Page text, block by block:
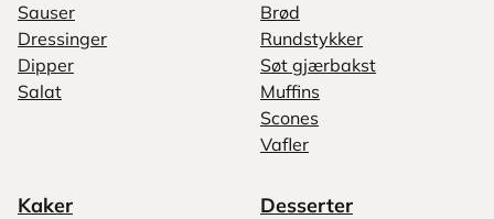
Sauser
Dressinger
Dipper
Salat
Brød
Rundstykker
Søt gjærbakst
Muffins
Scones
Vafler
Kaker Desserter